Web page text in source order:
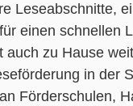
Leseabschnitte,
einen schnellen
zu Hause
in der
Förderschulen,